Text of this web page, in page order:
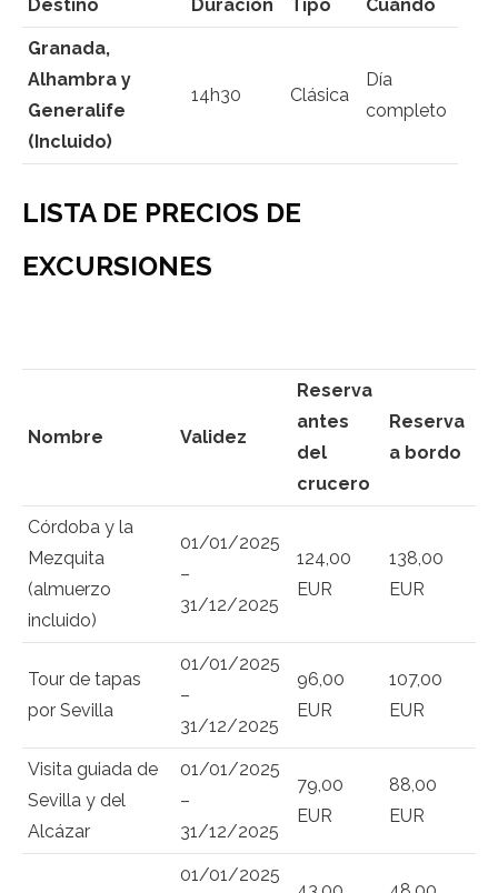
Destino Duración Tipo Cuándo
Granada,
Alhambra y
Generalife
(Incluido)
14h30 Clásica
Día
completo
LISTA DE PRECIOS DE
EXCURSIONES
Nombre Validez
Reserva
antes
del
crucero
Reserva
a bordo
Córdoba y la
Mezquita
(almuerzo
incluido)
01/01/2025
–
31/12/2025
124,00
EUR
138,00
EUR
Tour de tapas
por Sevilla
01/01/2025
–
31/12/2025
96,00
EUR
107,00
EUR
Visita guiada de
Sevilla y del
Alcázar
01/01/2025
–
31/12/2025
79,00
EUR
88,00
EUR
01/01/2025